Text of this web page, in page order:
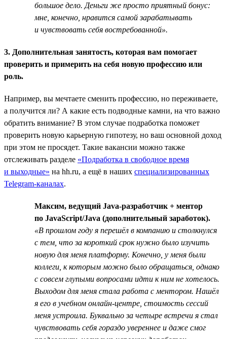
большое дело. Деньги же просто приятный бонус:
мне, конечно, нравится самой зарабатывать
и чувствовать себя востребованной».
3. Дополнительная занятость, которая вам помогает
проверить и примерить на себя новую профессию или
роль.
Например, вы мечтаете сменить профессию, но переживаете,
а получится ли? А какие есть подводные камни, на что важно
обратить внимание? В этом случае подработка поможет
проверить новую карьерную гипотезу, но ваш основной доход
при этом не просядет. Такие вакансии можно также
отслеживать разделе «Подработка в свободное время
и выходные» на hh.ru, а ещё в наших специализированных
Telegram-каналах.
Максим, ведущий Java-разработчик + ментор
по JavaScript/Java (дополнительный заработок).
«В прошлом году я перешёл в компанию и столкнулся
с тем, что за короткий срок нужно было изучить
новую для меня платформу. Конечно, у меня были
коллеги, к которым можно было обращаться, однако
с совсем глупыми вопросами идти к ним не хотелось.
Выходом для меня стала работа с ментором. Нашёл
я его в учебном онлайн-центре, стоимость сессий
меня устроила. Буквально за четыре встречи я стал
чувствовать себя гораздо увереннее и даже смог